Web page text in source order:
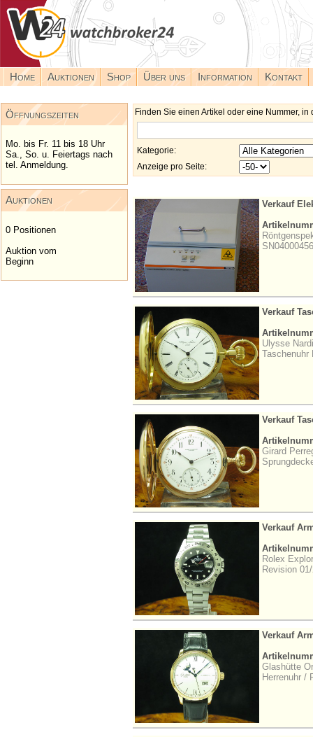
Home Auktionen Shop Über uns Information Kontakt
Öffnungszeiten
Mo. bis Fr. 11 bis 18 Uhr
Sa., So. u. Feiertags nach
tel. Anmeldung.
Auktionen
0 Positionen
Auktion vom
Beginn
Finden Sie einen Artikel oder eine Nummer,
Kategorie:
Anzeige pro Seite:
Verkauf
Verkauf
Ulysse
Taschenuhr
Verkauf
Girard
Verkauf
Rolex
Revision
Verkauf
Glashütte
Herrenuhr /